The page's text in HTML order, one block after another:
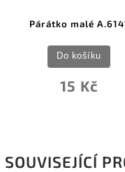
Párátko malé
15 Kč
Do košíku
SOUVISEJÍCÍ